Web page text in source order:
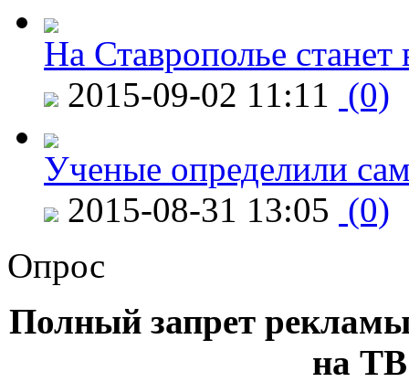
На Ставрополье
2015-09-02 11:11 (0)
Ученые определили
2015-08-31 13:05 (0)
Опрос
Полный запрет
на ТВ